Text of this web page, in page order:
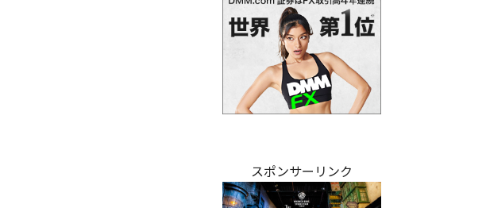
スポンサーリンク